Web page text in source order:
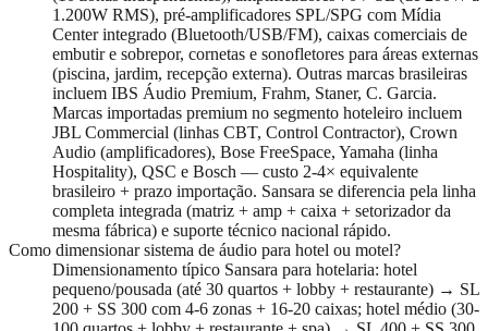
1.200W RMS), pré-amplificadores SPL/SPG com Mídia
Center integrado (Bluetooth/USB/FM), caixas comerciais de
embutir e sobrepor, cornetas e sonofletores para áreas externas
(piscina, jardim, recepção externa). Outras marcas brasileiras
incluem IBS Áudio Premium, Frahm, Staner, C. Garcia.
Marcas importadas premium no segmento hoteleiro incluem
JBL Commercial (linhas CBT, Control Contractor), Crown
Audio (amplificadores), Bose FreeSpace, Yamaha (linha
Hospitality), QSC e Bosch — custo 2-4× equivalente
brasileiro + prazo importação. Sansara se diferencia pela linha
completa integrada (matriz + amp + caixa + setorizador da
mesma fábrica) e suporte técnico nacional rápido.
Como dimensionar sistema de áudio para hotel ou motel?
Dimensionamento típico Sansara para hotelaria: hotel
pequeno/pousada (até 30 quartos + lobby + restaurante) → SL
200 + SS 300 com 4-6 zonas + 16-20 caixas; hotel médio (30-